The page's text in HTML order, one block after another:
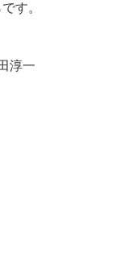
す。
淳一